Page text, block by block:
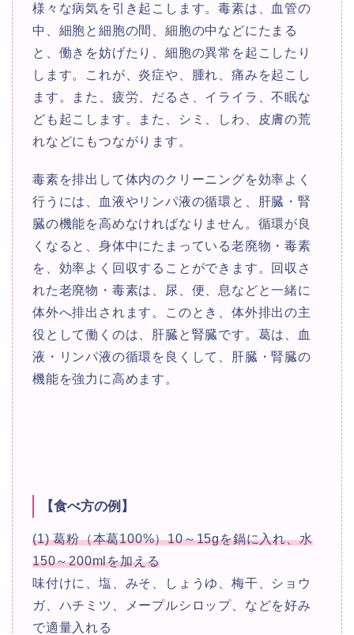
様々な病気を引き起こします。毒素は、血管の
中、細胞と細胞の間、細胞の中などにたまる
と、働きを妨げたり、細胞の異常を起こしたり
します。これが、炎症や、腫れ、痛みを起こし
ます。また、疲労、だるさ、イライラ、不眠な
ども起こします。また、シミ、しわ、皮膚の荒
れなどにもつながります。
毒素を排出して体内のクリーニングを効率よく
行うには、血液やリンパ液の循環と、肝臓・腎
臓の機能を高めなければなりません。循環が良
くなると、身体中にたまっている老廃物・毒素
を、効率よく回収することができます。回収さ
れた老廃物・毒素は、尿、便、息などと一緒に
体外へ排出されます。このとき、体外排出の主
役として働くのは、肝臓と腎臓です。葛は、血
液・リンパ液の循環を良くして、肝臓・腎臓の
機能を強力に高めます。
【食べ方の例】
(1) 葛粉（本葛100%）10～15gを鍋に入れ、水
150～200mlを加える
味付けに、塩、みそ、しょうゆ、梅干、ショウ
ガ、ハチミツ、メープルシロップ、などを好み
で適量入れる